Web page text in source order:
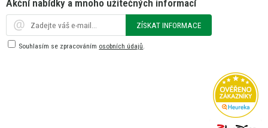
Akční nabídky a mnoho užitečných informací
ZÍSKAT INFORMACE
Souhlasím se zpracováním osobních údajů